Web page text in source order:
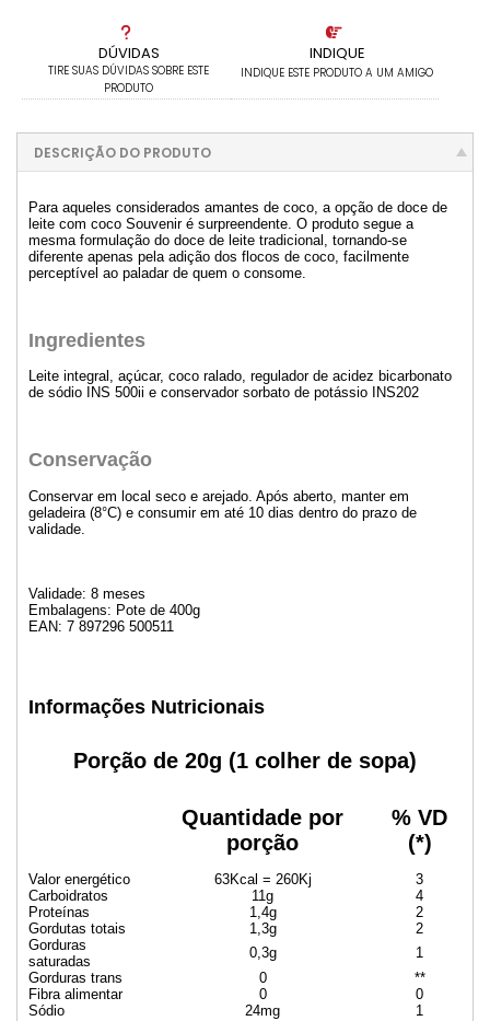
DÚVIDAS
TIRE SUAS DÚVIDAS SOBRE ESTE
PRODUTO
INDIQUE
INDIQUE ESTE PRODUTO A UM AMIGO
DESCRIÇÃO DO PRODUTO
Para aqueles considerados amantes de coco, a opção de doce de
leite com coco Souvenir é surpreendente. O produto segue a
mesma formulação do doce de leite tradicional, tornando-se
diferente apenas pela adição dos flocos de coco, facilmente
perceptível ao paladar de quem o consome.
Ingredientes
Leite integral, açúcar, coco ralado, regulador de acidez bicarbonato
de sódio INS 500ii e conservador sorbato de potássio INS202
Conservação
Conservar em local seco e arejado. Após aberto, manter em
geladeira (8°C) e consumir em até 10 dias dentro do prazo de
validade.
Validade: 8 meses
Embalagens: Pote de 400g
EAN: 7 897296 500511
Informações Nutricionais
Porção de 20g (1 colher de sopa)
Quantidade por
porção
% VD
(*)
Valor energético 63Kcal = 260Kj
3
Carboidratos
11g
4
Proteínas
1,4g
2
Gordutas totais
1,3g
2
Gorduras
saturadas
0,3g
1
Gorduras trans
0
**
Fibra alimentar
0
0
Sódio
24mg 1